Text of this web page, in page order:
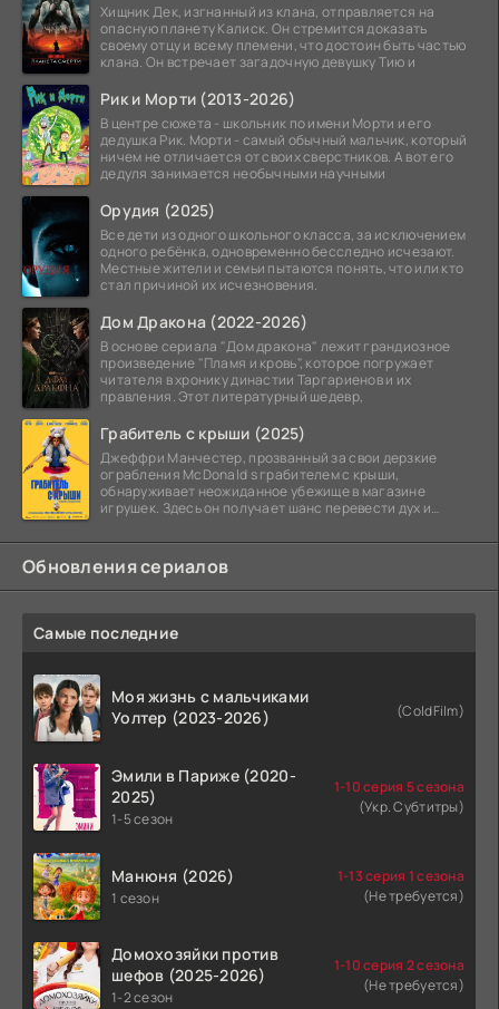
Хищник Дек, изгнанный из клана, отправляется на
опасную планету Калиск. Он стремится доказать
своему отцу и всему племени, что достоин быть частью
клана. Он встречает загадочную девушку Тию и
Рик и Морти (2013-2026)
В центре сюжета - школьник по имени Морти и его
дедушка Рик. Морти - самый обычный мальчик, который
ничем не отличается от своих сверстников. А вот его
дедуля занимается необычными научными
Орудия (2025)
Все дети из одного школьного класса, за исключением
одного ребёнка, одновременно бесследно исчезают.
Местные жители и семьи пытаются понять, что или кто
стал причиной их исчезновения.
Дом Дракона (2022-2026)
В основе сериала "Дом дракона" лежит грандиозное
произведение "Пламя и кровь", которое погружает
читателя в хронику династии Таргариенов и их
правления. Этот литературный шедевр,
Грабитель с крыши (2025)
Джеффри Манчестер, прозванный за свои дерзкие
ограбления McDonald s грабителем с крыши,
обнаруживает неожиданное убежище в магазине
игрушек. Здесь он получает шанс перевести дух и
Обновления сериалов
Самые последние
Моя жизнь с мальчиками
Уолтер (2023-2026)
(ColdFilm)
Эмили в Париже (2020-
2025)
1-5 сезон
1-10 серия 5 сезона
(Укр. Субтитры)
Манюня (2026)
1 сезон
1-13 серия 1 сезона
(Не требуется)
Домохозяйки против
шефов (2025-2026)
1-2 сезон
1-10 серия 2 сезона
(Не требуется)